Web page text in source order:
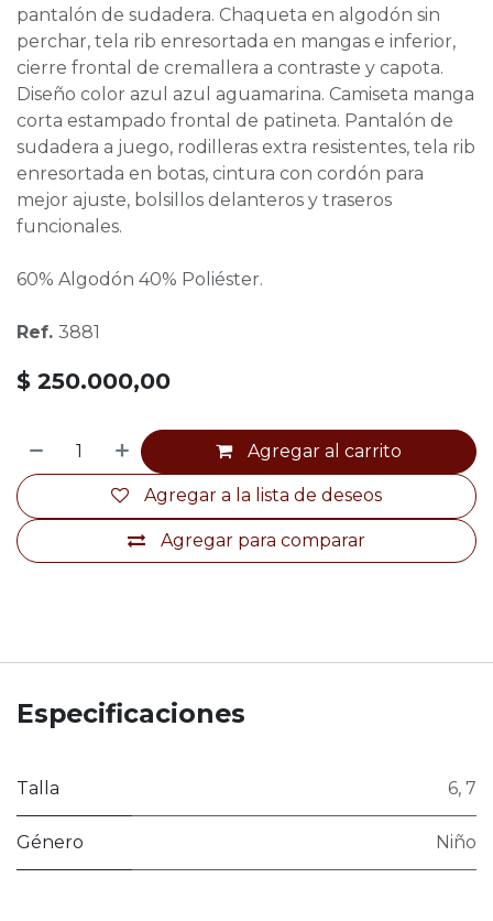
pantalón de sudadera. Chaqueta en algodón sin
perchar, tela rib enresortada en mangas e inferior,
cierre frontal de cremallera a contraste y capota.
Diseño color azul azul aguamarina. Camiseta manga
corta estampado frontal de patineta. Pantalón de
sudadera a juego, rodilleras extra resistentes, tela rib
enresortada en botas, cintura con cordón para
mejor ajuste, bolsillos delanteros y traseros
funcionales.
60% Algodón 40% Poliéster.
Ref. 3881
$ 250.000,00
Agregar al carrito
Agregar para comparar
Agregar a la lista de deseos
Especificaciones
Talla 6, 7
Género Niño